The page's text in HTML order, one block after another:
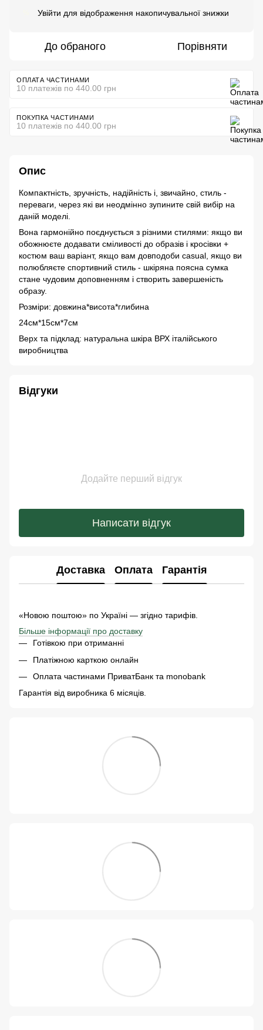
Увійти для відображення накопичувальної знижки
До обраного Порівняти
ОПЛАТА ЧАСТИНАМИ
10 платежів по 440.00 грн
ПОКУПКА ЧАСТИНАМИ
10 платежів по 440.00 грн
Опис
Компактність, зручність, надійність і, звичайно, стиль -
переваги, через які ви неодмінно зупините свій вибір на
даній моделі.
Вона гармонійно поєднується з різними стилями: якщо ви
обожнюєте додавати сміливості до образів і кросівки +
костюм ваш варіант, якщо вам довподоби casual, якщо ви
полюбляєте спортивний стиль - шкіряна поясна сумка
стане чудовим доповненням і створить завершеність
образу.
Розміри: довжина*висота*глибина
24см*15см*7см
Верх та підклад: натуральна шкіра ВРХ італійського
виробництва
Відгуки
Додайте перший відгук
Написати відгук
Доставка Оплата Гарантія
«Новою поштою» по Україні — згідно тарифів.
Більше інформації про доставку
Готівкою при отриманні
Платіжною карткою онлайн
Оплата частинами ПриватБанк та monobank
Гарантія від виробника 6 місяців.